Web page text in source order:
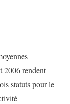
2006 rendent
statuts pour le